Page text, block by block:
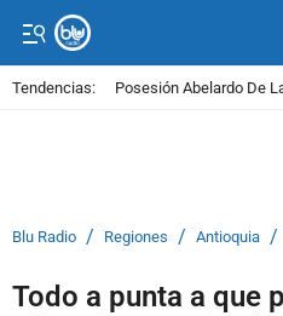
Tendencias: Posesión Abelardo De
Blu Radio / Regiones / Antioquia /
Todo a punta a que